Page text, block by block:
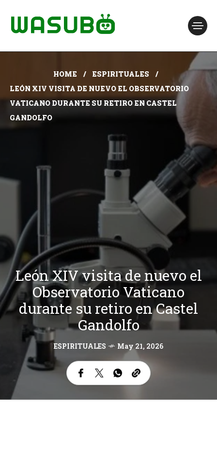
HOME
ESPIRITUALES
LEÓN XIV VISITA DE NUEVO EL OBSERVATORIO
VATICANO DURANTE SU RETIRO EN CASTEL
GANDOLFO
León XIV visita de nuevo el
Observatorio Vaticano
durante su retiro en Castel
Gandolfo
ESPIRITUALES May 21, 2026